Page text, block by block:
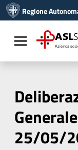
Vai al menu di
Vai al footer
Regione
Toggle ASL
Azienda
25/05/